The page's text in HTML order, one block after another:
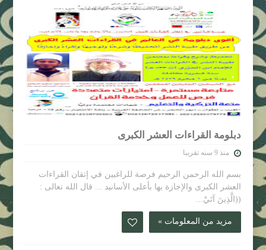
دبلومة القراءات العشر الكبرى
منذ 9 سنه تقريبا
بسم الله الرحمن الرحيم فرصة للراغبين في إتقان القراءات
العشر الكبرى والإجازة بها بأعلى الأسانيد ... قال الله تعالى :
((الَّذِينَ آتَيْ...
مزيد من المعلومات »